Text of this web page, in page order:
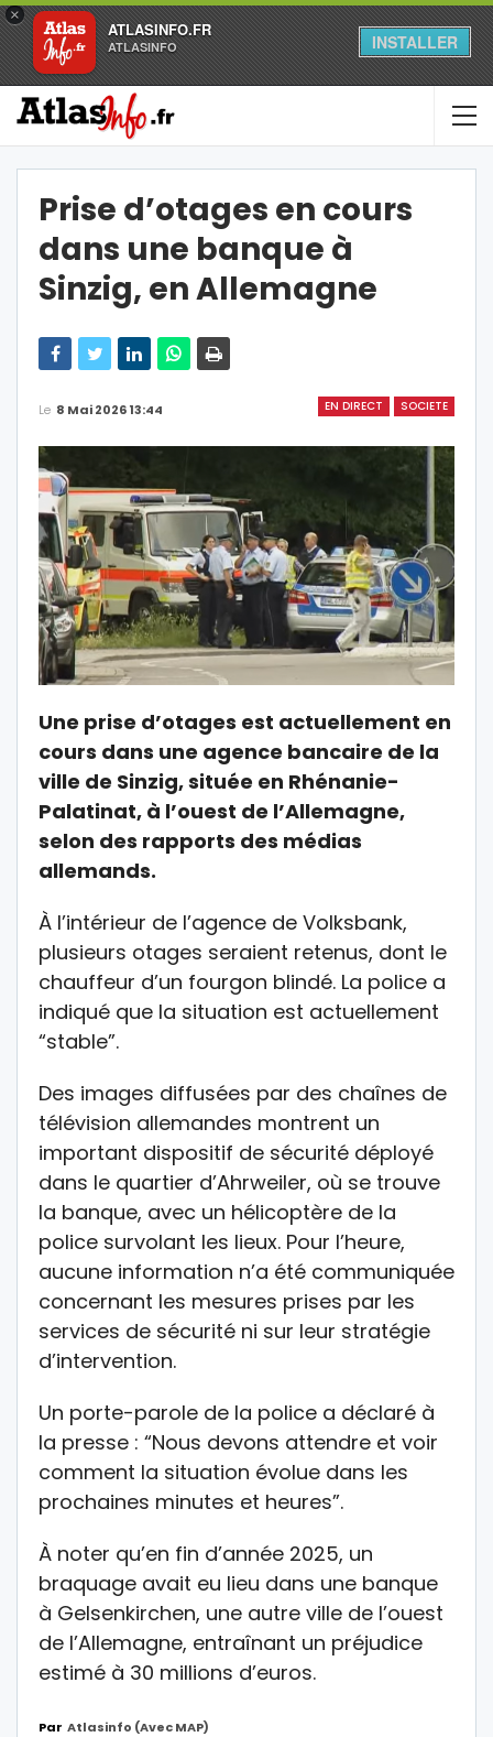
×
ATLASINFO.FR
ATLASINFO INSTALLER
Prise d’otages en cours
dans une banque à
Sinzig, en Allemagne
EN DIRECT SOCIETE
Le 8 Mai 2026 13:44
Une prise d’otages est actuellement en
cours dans une agence bancaire de la
ville de Sinzig, située en Rhénanie-
Palatinat, à l’ouest de l’Allemagne,
selon des rapports des médias
allemands.
À l’intérieur de l’agence de Volksbank,
plusieurs otages seraient retenus, dont le
chauffeur d’un fourgon blindé. La police a
indiqué que la situation est actuellement
“stable”.
Des images diffusées par des chaînes de
télévision allemandes montrent un
important dispositif de sécurité déployé
dans le quartier d’Ahrweiler, où se trouve
la banque, avec un hélicoptère de la
police survolant les lieux. Pour l’heure,
aucune information n’a été communiquée
concernant les mesures prises par les
services de sécurité ni sur leur stratégie
d’intervention.
Un porte-parole de la police a déclaré à
la presse : “Nous devons attendre et voir
comment la situation évolue dans les
prochaines minutes et heures”.
À noter qu’en fin d’année 2025, un
braquage avait eu lieu dans une banque
à Gelsenkirchen, une autre ville de l’ouest
de l’Allemagne, entraînant un préjudice
estimé à 30 millions d’euros.
Par Atlasinfo (avec MAP)